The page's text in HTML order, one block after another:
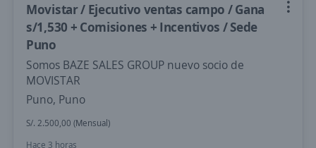
Movistar / Ejecutivo ventas campo / Gana
s/1,530 + Comisiones + Incentivos / Sede
Puno
Somos BAZE SALES GROUP nuevo socio de
MOVISTAR
Puno, Puno
S/. 2.500,00 (Mensual)
Hace 3 horas